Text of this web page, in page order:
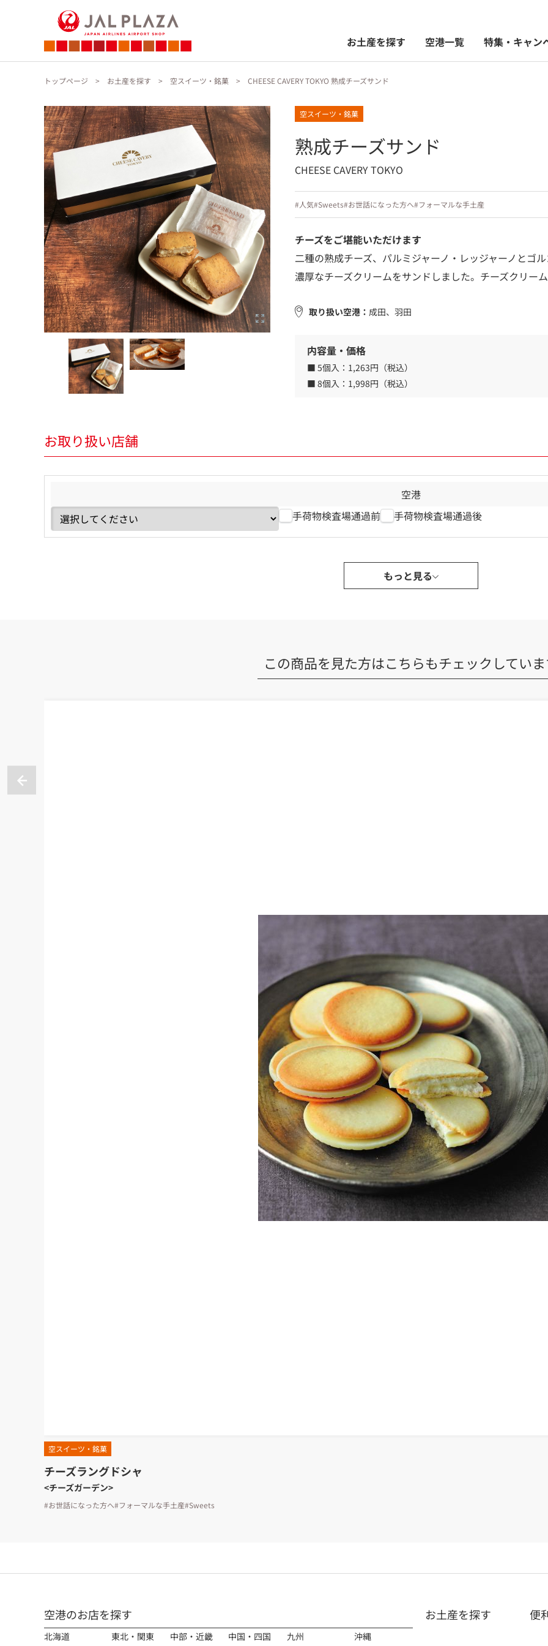
お土産を探す 空港一覧 特集・キャン
トップページ お土産を探す 空スイーツ・銘菓 CHEESE CAVERY TOKYO 熟成チーズサンド
空スイーツ・銘菓
熟成チーズサンド
CHEESE CAVERY TOKYO
#人気#Sweets#お世話になった方へ#フォーマルな手土産
チーズをご堪能いただけます
二種の熟成チーズ、パルミジャーノ・レッジャーノとゴ
濃厚なチーズクリームをサンドしました。チーズクリー
取り扱い空港： 成田、羽田
内容量・価格
■ 5個入： 1,263円（税込）
■ 8個入： 1,998円（税込）
お取り扱い店舗
空港
手荷物検査場通過前
手荷物検査場通過後
もっと見る
この商品を見た方はこちらもチェックしてい
空スイーツ・銘菓
チーズラングドシャ
<チーズガーデン>
#お世話になった方へ#フォーマルな手土産#Sweets
空港のお店を探す
北海道 東北・関東 中部・近畿 中国・四国 九州 沖縄
お土産を探す 便